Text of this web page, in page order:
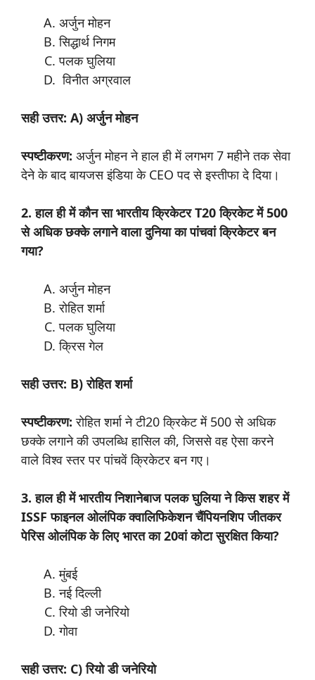
अर्जुन मोहन
सिद्धार्थ निगम
पलक घुलिया
विनीत अग्रवाल
सही उत्तर: A) अर्जुन मोहन
स्पष्टीकरण: अर्जुन मोहन ने हाल ही में लगभग 7 महीने तक सेवा
देने के बाद बायजस इंडिया के CEO पद से इस्तीफा दे दिया।
2. हाल ही में कौन सा भारतीय क्रिकेटर T20 क्रिकेट में 500
से अधिक छक्के लगाने वाला दुनिया का पांचवां क्रिकेटर बन
गया?
अर्जुन मोहन
रोहित शर्मा
पलक घुलिया
क्रिस गेल
सही उत्तर: B) रोहित शर्मा
स्पष्टीकरण: रोहित शर्मा ने टी20 क्रिकेट में 500 से अधिक
छक्के लगाने की उपलब्धि हासिल की, जिससे वह ऐसा करने
वाले विश्व स्तर पर पांचवें क्रिकेटर बन गए।
3. हाल ही में भारतीय निशानेबाज पलक घुलिया ने किस शहर में
ISSF फाइनल ओलंपिक क्वालिफिकेशन चैंपियनशिप जीतकर
पेरिस ओलंपिक के लिए भारत का 20वां कोटा सुरक्षित किया?
मुंबई
नई दिल्ली
रियो डी जनेरियो
गोवा
सही उत्तर: C) रियो डी जनेरियो